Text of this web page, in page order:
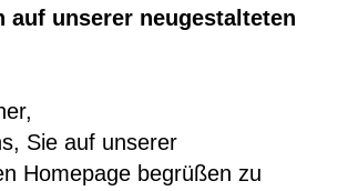
auf unserer neugestalteten
Sie auf unserer
Homepage begrüßen zu